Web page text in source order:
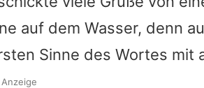
auf dem Wasser, denn
Sinne des Wortes mit
Anzeige